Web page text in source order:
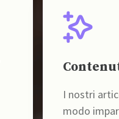
I nostri
modo